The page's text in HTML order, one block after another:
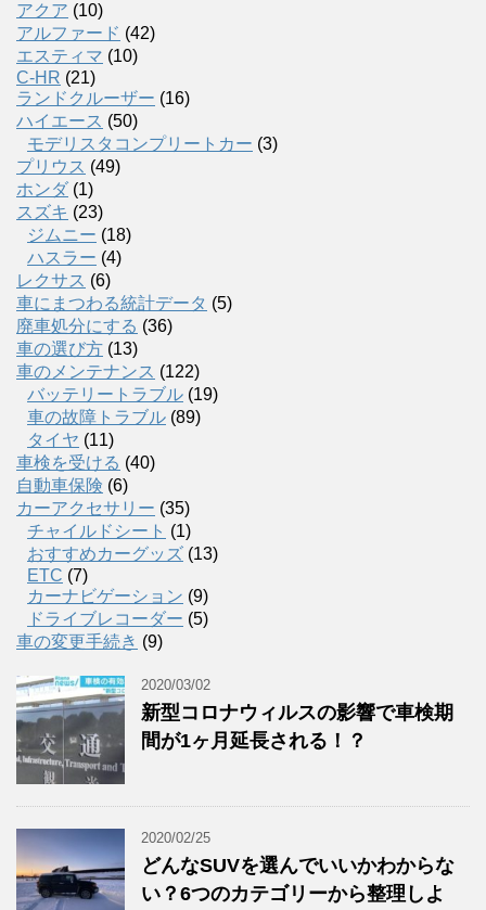
アクア (10)
アルファード (42)
エスティマ (10)
C-HR (21)
ランドクルーザー (16)
ハイエース (50)
モデリスタコンプリートカー (3)
プリウス (49)
ホンダ (1)
スズキ (23)
ジムニー (18)
ハスラー (4)
レクサス (6)
車にまつわる統計データ (5)
廃車処分にする (36)
車の選び方 (13)
車のメンテナンス (122)
バッテリートラブル (19)
車の故障トラブル (89)
タイヤ (11)
車検を受ける (40)
自動車保険 (6)
カーアクセサリー (35)
チャイルドシート (1)
おすすめカーグッズ (13)
ETC (7)
カーナビゲーション (9)
ドライブレコーダー (5)
車の変更手続き (9)
2020/03/02
新型コロナウィルスの影響で車検期
間が1ヶ月延長される！？
2020/02/25
どんなSUVを選んでいいかわからな
い？6つのカテゴリーから整理しよ